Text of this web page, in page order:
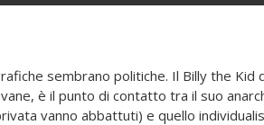
sembrano politiche. Il Billy the Kid
è il punto di contatto tra il suo
vanno abbattuti) e quello